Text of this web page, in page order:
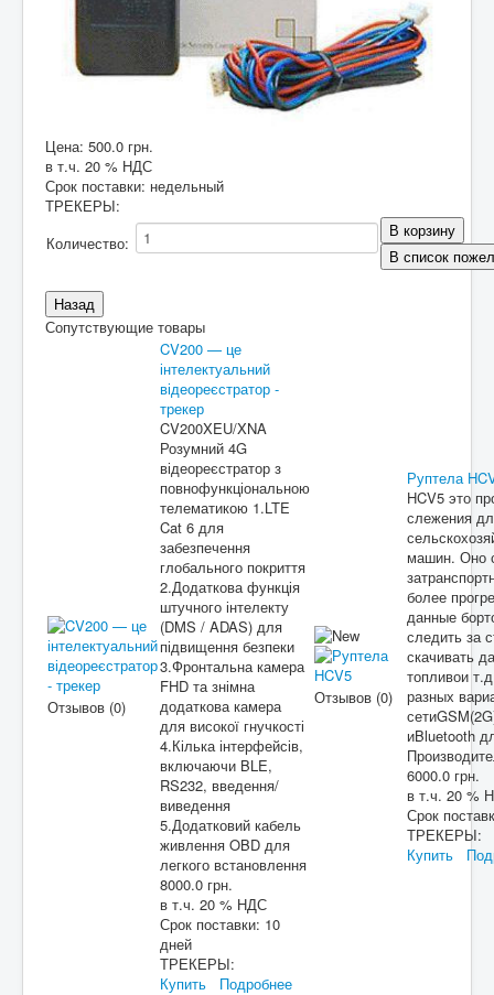
Цена: 500.0 грн.
в т.ч. 20 % НДС
Срок поставки: недельный
ТРЕКЕРЫ:
Количество:
Сопутствующие товары
Отзывов (0)
CV200 — це
інтелектуальний
відеореєстратор -
трекер
CV200XEU/XNA
Розумний 4G
відеореєстратор з
повнофункціональною
телематикою 1.LTE
Cat 6 для
забезпечення
глобального покриття
2.Додаткова функція
штучного інтелекту
(DMS / ADAS) для
підвищення безпеки
3.Фронтальна камера
FHD та знімна
додаткова камера
для високої гнучкості
4.Кілька інтерфейсів,
включаючи BLE,
RS232, введення/
виведення
5.Додатковий кабель
живлення OBD для
легкого встановлення
8000.0 грн.
в т.ч. 20 % НДС
Срок поставки: 10
дней
ТРЕКЕРЫ:
Купить
Подробнее
Отзывов (0)
Руптела
HCV5 это
слежения
машин. Оно
более
данные
следить за
скачивать
топливои
разных
иBluetooth
6000.0 грн.
в т.ч. 20 %
Срок
ТРЕКЕРЫ:
Купить